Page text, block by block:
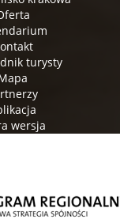
turysty
wersja